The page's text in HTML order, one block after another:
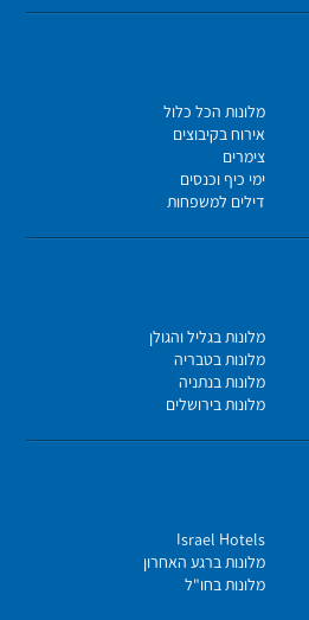
מלונות הכל כלול
אירוח בקיבוצים
צימרים
ימי כיף וכנסים
דילים למשפחות
מלונות בגליל והגולן
מלונות בטבריה
מלונות בנתניה
מלונות בירושלים
Israel Hotels
מלונות ברגע האחרון
מלונות בחו"ל